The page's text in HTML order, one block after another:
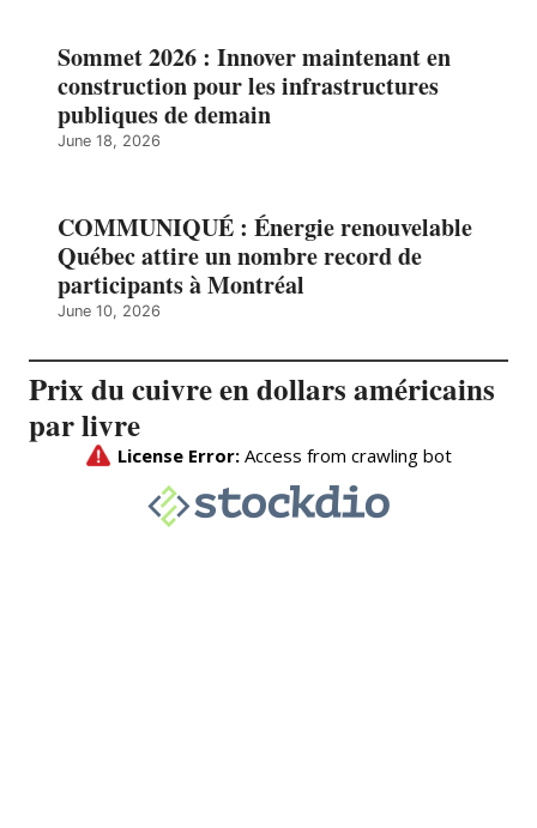
Sommet 2026 : Innover maintenant en
construction pour les infrastructures
publiques de demain
June 18, 2026
COMMUNIQUÉ : Énergie renouvelable
Québec attire un nombre record de
participants à Montréal
June 10, 2026
Prix du cuivre en dollars américains
par livre